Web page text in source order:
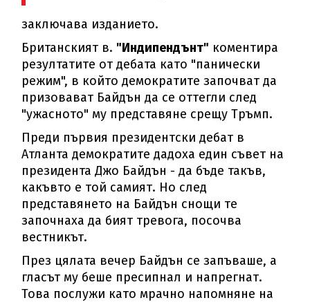
заключава изданието.
Британският в. "Индипендънт" коментира
резултатите от дебата като "панически
режим", в който демократите започват да
призовават Байдън да се оттегли след
"ужасното" му представяне срещу Тръмп.
Преди първия президентски дебат в
Атланта демократите дадоха един съвет на
президента Джо Байдън - да бъде такъв,
какъвто е той самият. Но след
представянето на Байдън снощи те
започнаха да бият тревога, посочва
вестникът.
През цялата вечер Байдън се запъваше, а
гласът му беше пресипнал и напрегнат.
Това послужи като мрачно напомняне на